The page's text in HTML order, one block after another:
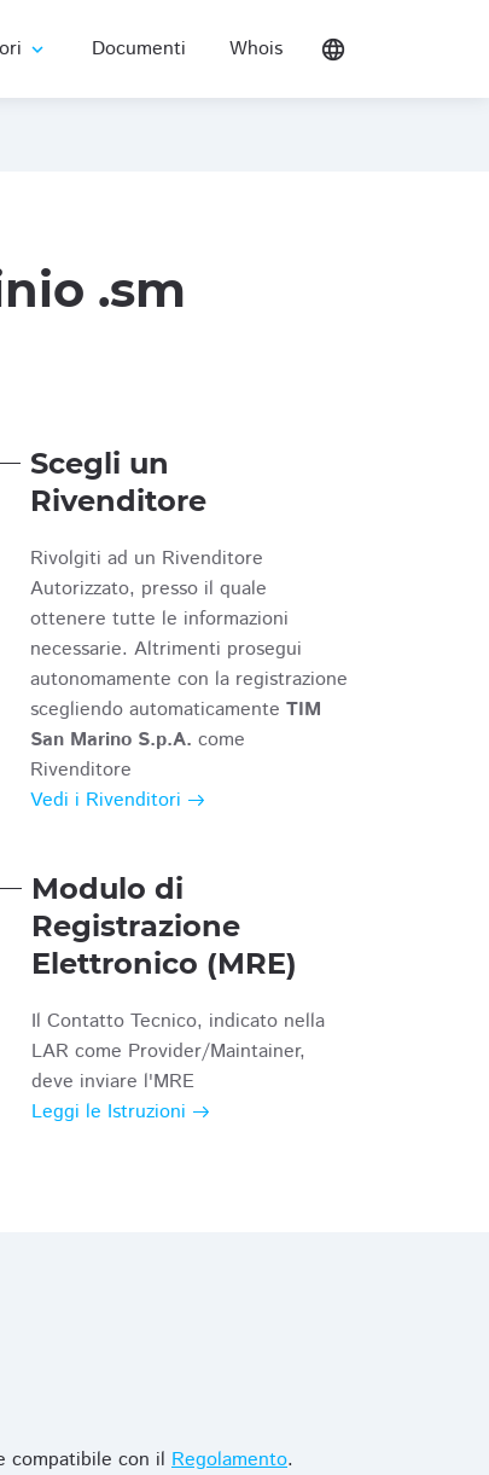
expand_more Documenti Whois language
.sm
Scegli un
Rivenditore
Rivolgiti ad un Rivenditore
Autorizzato, presso il quale
ottenere tutte le informazioni
necessarie. Altrimenti prosegui
autonomamente con la registrazione
scegliendo automaticamente TIM
San Marino S.p.A. come
Rivenditore
Vedi i Rivenditori
Modulo di
Registrazione
Elettronico (MRE)
Il Contatto Tecnico, indicato nella
LAR come Provider/Maintainer,
deve inviare l'MRE
Leggi le Istruzioni
compatibile con il Regolamento.